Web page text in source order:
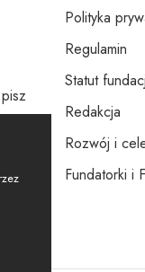
Polityka
Regulamin
Statut
Redakcja
Rozwój i
Fundatorki i